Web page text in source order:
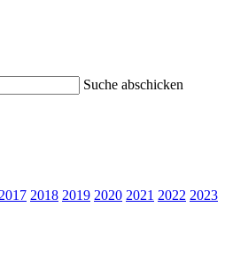
Suche abschicken
2017 2018 2019 2020 2021 2022 2023